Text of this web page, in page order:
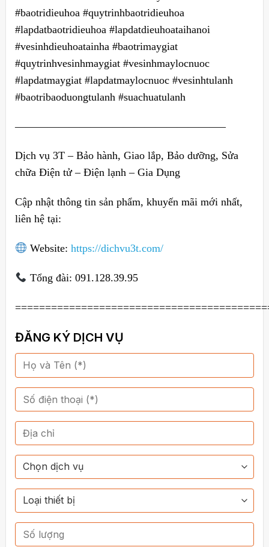
#baotridieuhoa #quytrinhbaotridieuhoa
#lapdatbaotridieuhoa #lapdatdieuhoataihanoi
#vesinhdieuhoatainha #baotrimaygiat
#quytrinhvesinhmaygiat #vesinhmaylocnuoc
#lapdatmaygiat #lapdatmaylocnuoc #vesinhtulanh
#baotribaoduongtulanh #suachuatulanh
———————————————————–
Dịch vụ 3T – Bảo hành, Giao lắp, Bảo dưỡng, Sửa
chữa Điện tử – Điện lạnh – Gia Dụng
Cập nhật thông tin sản phẩm, khuyến mãi mới nhất,
liên hệ tại:
Website: https://dichvu3t.com/
Tổng đài: 091.128.39.95
ĐĂNG KÝ DỊCH VỤ